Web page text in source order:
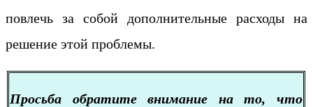
повлечь за собой дополнительные расходы на
решение этой проблемы.
Просьба обратите внимание на то, что